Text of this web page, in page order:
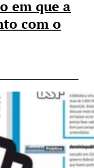
em que a
com o